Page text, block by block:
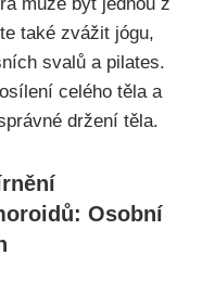
také zvážit ​jógu,
svalů a pilates.
celého těla a
držení‌ těla.
Osobní